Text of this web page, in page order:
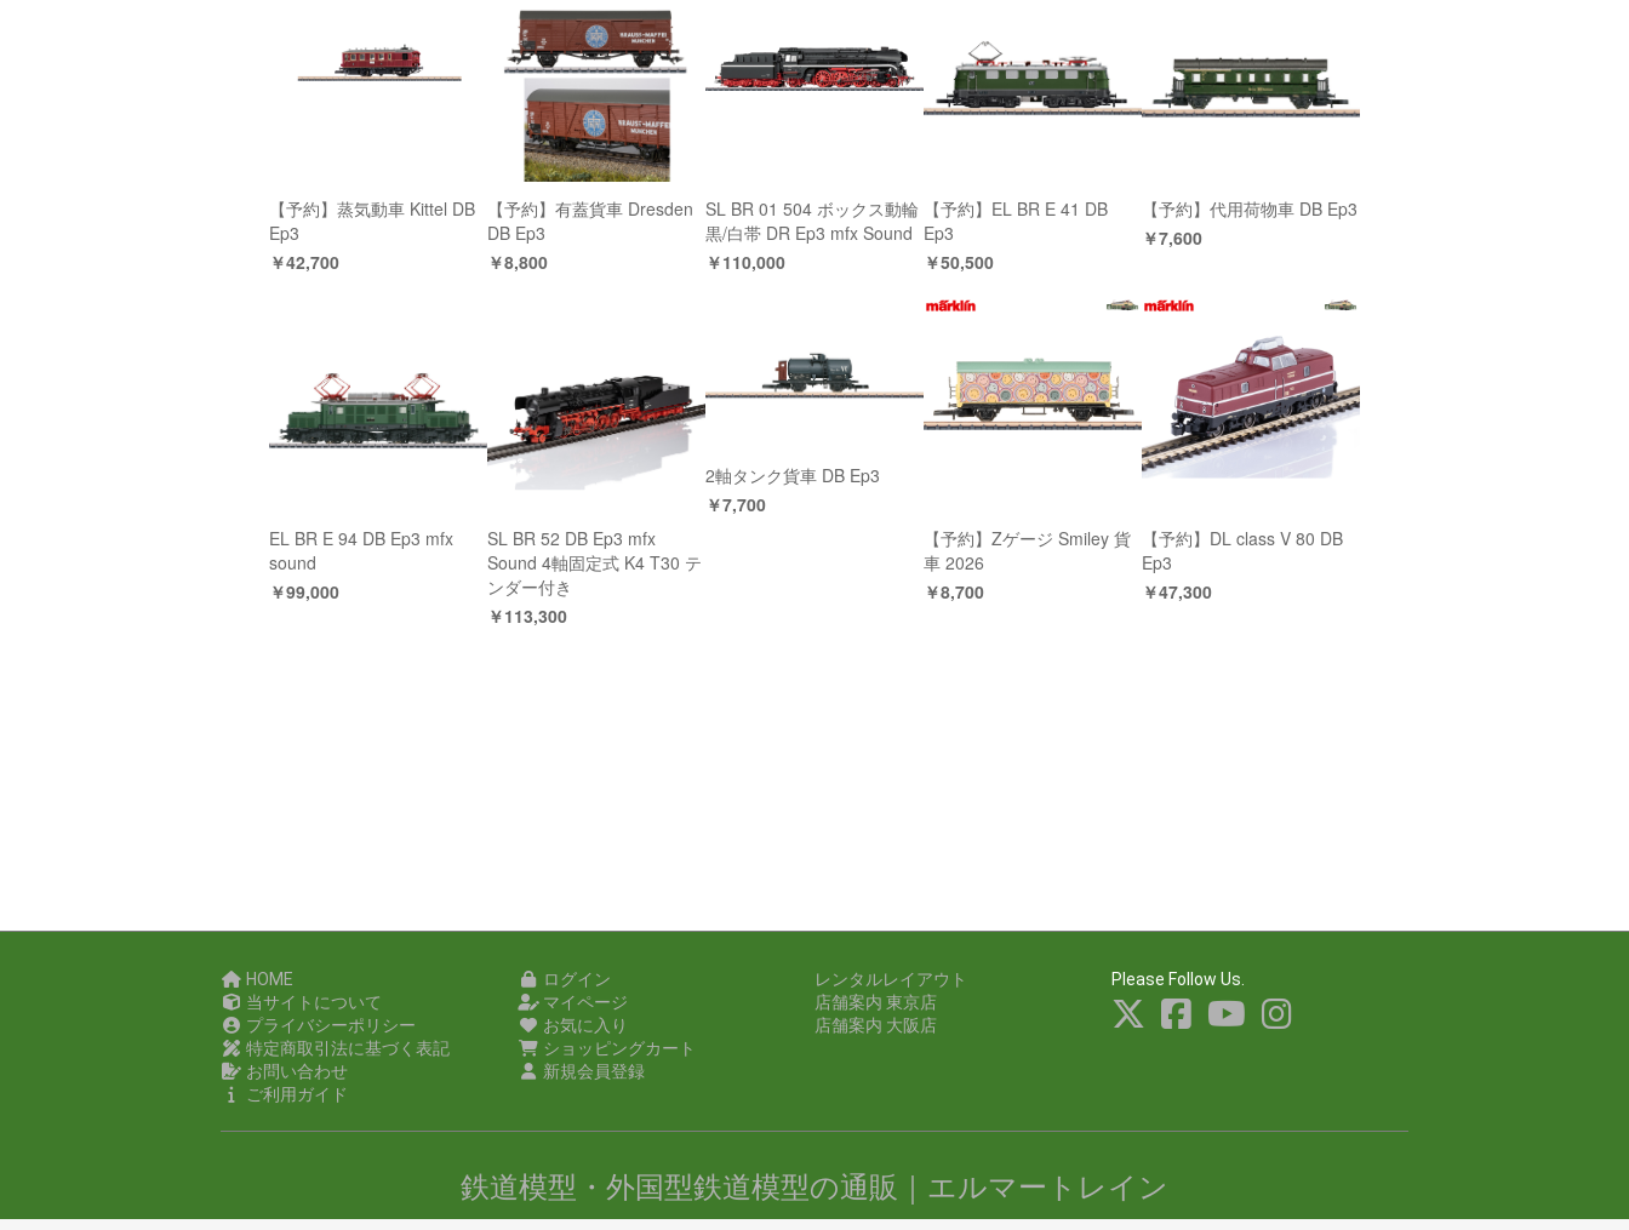
【予約】蒸気動車 Kittel DB
Ep3
￥42,700
【予約】有蓋貨車 Dresden
DB Ep3
￥8,800
SL BR 01 504 ボックス動輪
黒/白帯 DR Ep3 mfx Sound
￥110,000
【予約】EL BR E 41 DB
Ep3
￥50,500
【予約】代用荷物車 DB Ep3
￥7,600
EL BR E 94 DB Ep3 mfx
sound
￥99,000
SL BR 52 DB Ep3 mfx
Sound 4軸固定式 K4 T30 テ
ンダー付き
￥113,300
2軸タンク貨車 DB Ep3
￥7,700
【予約】Zゲージ Smiley 貨
車 2026
￥8,700
【予約】DL class V 80 DB
Ep3
￥47,300
HOME
当サイトについて
プライバシーポリシー
特定商取引法に基づく表記
お問い合わせ
ご利用ガイド
ログイン
マイページ
お気に入り
ショッピングカート
新規会員登録
レンタルレイアウト
店舗案内 東京店
店舗案内 大阪店
Please Follow Us.
鉄道模型・外国型鉄道模型の通販｜エルマートレイン